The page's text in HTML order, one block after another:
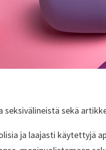
sekä
ja laajasti käytettyjä